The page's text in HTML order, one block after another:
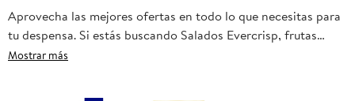
Aprovecha las mejores ofertas en todo lo que necesitas para
tu despensa. Si estás buscando Salados Evercrisp, frutas
frescas, carnes, pan o productos para el hogar, aquí lo
Mostrar más